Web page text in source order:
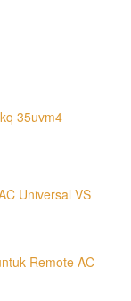
35uvm4
Universal VS
Remote AC